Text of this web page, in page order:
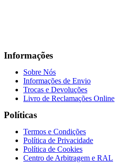
Informações
Sobre Nós
Informações de Envio
Trocas e Devoluções
Livro de Reclamações Online
Políticas
Termos e Condições
Política de Privacidade
Política de Cookies
Centro de Arbitragem e RAL